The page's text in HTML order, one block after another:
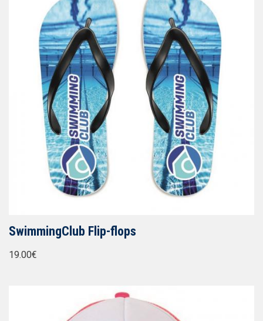
SwimmingClub Flip-flops
19.00€